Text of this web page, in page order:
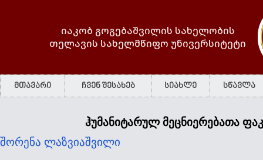
იაკობ გოგებაშვილის სახელობის
თელავის სახელმწიფო უნივერსიტეტი
მთავარი ჩვენ შესახებ სიახლე სწავლა
ჰუმანიტარულ მეცნიერებათა
შორენა ლაზვიაშვილი